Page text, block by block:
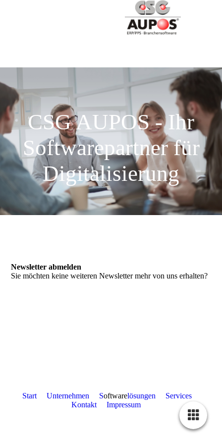
CSG AUPOS - Ihr
Softwarepartner für
Digitalisierung
Newsletter abmelden
Sie möchten keine weiteren Newsletter mehr von uns erhalten?
Start Unternehmen Softwarelösungen
Services
Kontakt
Impressum